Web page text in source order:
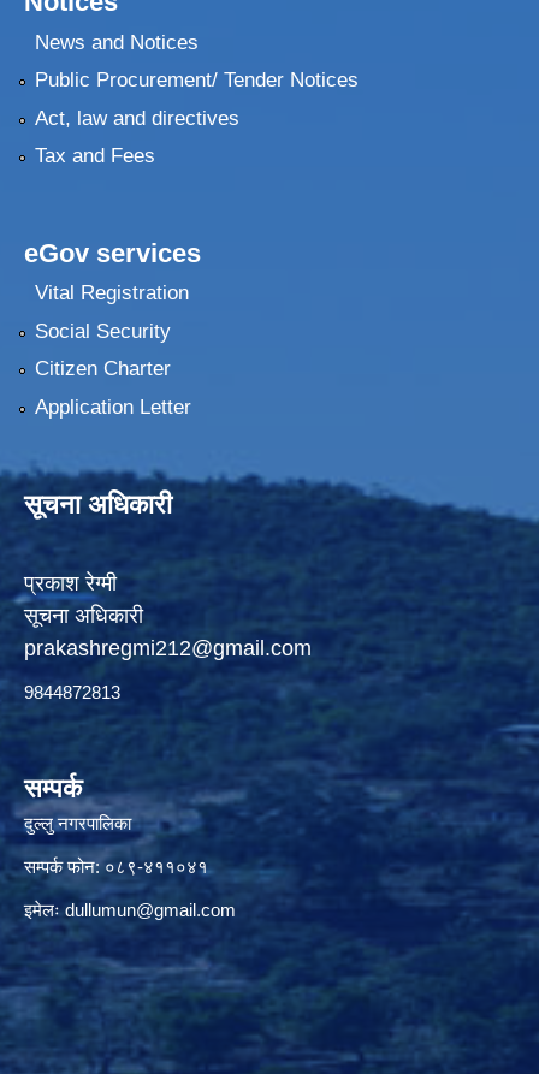
News and Notices
Public Procurement/ Tender Notices
Act, law and directives
Tax and Fees
eGov services
Vital Registration
Social Security
Citizen Charter
Application Letter
सूचना अधिकारी
प्रकाश रेग्मी
सूचना अधिकारी
prakashregmi212@gmail.com
9844872813
सम्पर्क
दुल्लु नगरपालिका
सम्पर्क फोन: ०८९-४११०४१
इमेलःdullumun@gmail.com